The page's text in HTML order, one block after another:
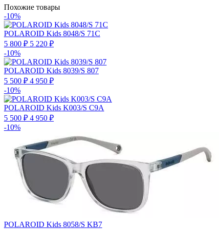
Похожие товары
-10%
POLAROID Kids 8048/S 71C
5 800 ₽ 5 220 ₽
-10%
POLAROID Kids 8039/S 807
5 500 ₽ 4 950 ₽
-10%
POLAROID Kids K003/S C9A
5 500 ₽ 4 950 ₽
-10%
POLAROID Kids 8058/S KB7